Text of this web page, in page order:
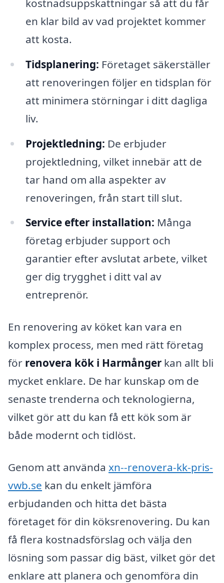
kostnadsuppskattningar så att du får
en klar bild av vad projektet kommer
att kosta.
Tidsplanering: Företaget säkerställer
att renoveringen följer en tidsplan för
att minimera störningar i ditt dagliga
liv.
Projektledning: De erbjuder
projektledning, vilket innebär att de
tar hand om alla aspekter av
renoveringen, från start till slut.
Service efter installation: Många
företag erbjuder support och
garantier efter avslutat arbete, vilket
ger dig trygghet i ditt val av
entreprenör.
En renovering av köket kan vara en
komplex process, men med rätt företag
för renovera kök i Harmånger kan allt bli
mycket enklare. De har kunskap om de
senaste trenderna och teknologierna,
vilket gör att du kan få ett kök som är
både modernt och tidlöst.
Genom att använda xn--renovera-kk-pris-
vwb.se kan du enkelt jämföra
erbjudanden och hitta det bästa
företaget för din köksrenovering. Du kan
få flera kostnadsförslag och välja den
lösning som passar dig bäst, vilket gör det
enklare att planera och genomföra din